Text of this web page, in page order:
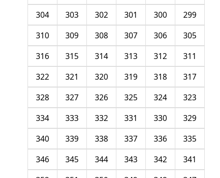
299
300
301
302
303
304
305
306
307
308
309
310
311
312
313
314
315
316
317
318
319
320
321
322
323
324
325
326
327
328
329
330
331
332
333
334
335
336
337
338
339
340
341
342
343
344
345
346